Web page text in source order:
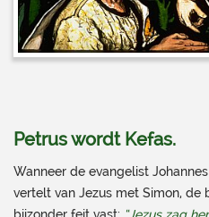
Petrus wordt Kefas.
Wanneer de evangelist
vertelt van Jezus met Simon, de